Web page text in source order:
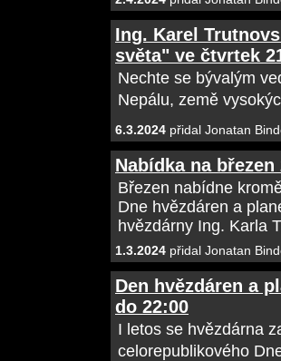
Ing. Karel
světa" ve čtvrtek
Nechte se bývalým
Nepálu, země
6.3.2024 přidal Jonatan
Nabídka na březen
Březen nabídne
Dne hvězdáren a
hvězdárny Ing. Karla
1.3.2024 přidal Jonatan
Den hvězdáren a
do 22:00
I letos se hvězdárna
celorepublikového